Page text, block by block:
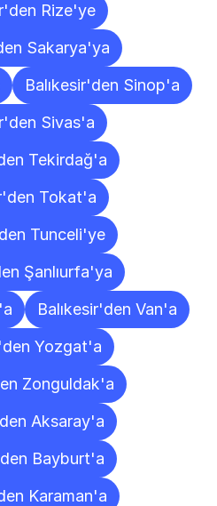
Rize'ye
Sakarya'ya
Balıkesir'den Sinop'a
Sivas'a
Tekirdağ'a
Tokat'a
Tunceli'ye
Şanlıurfa'ya
Balıkesir'den Van'a
Yozgat'a
Zonguldak'a
Aksaray'a
Bayburt'a
Karaman'a